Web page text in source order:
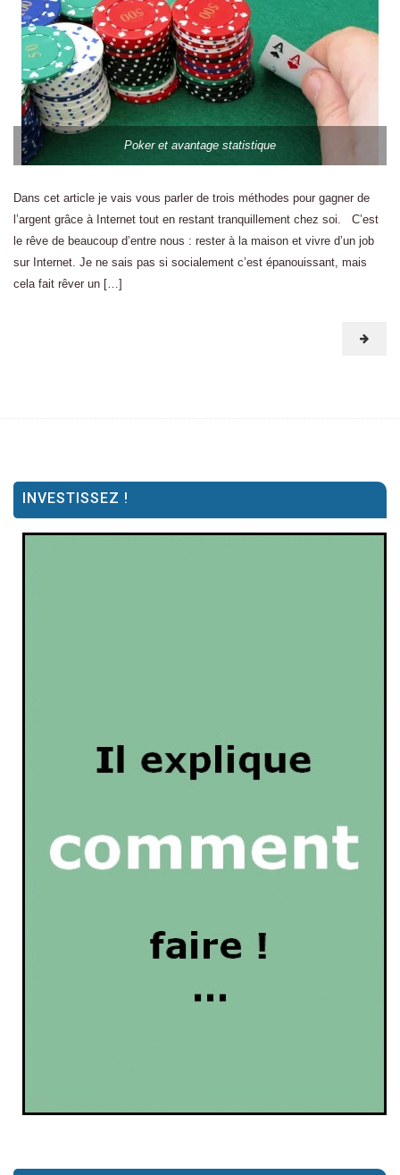
Poker et avantage statistique
Dans cet article je vais vous parler de trois méthodes pour gagner de
l’argent grâce à Internet tout en restant tranquillement chez soi. C’est
le rêve de beaucoup d’entre nous : rester à la maison et vivre d’un job
sur Internet. Je ne sais pas si socialement c’est épanouissant, mais
cela fait rêver un […]
INVESTISSEZ !